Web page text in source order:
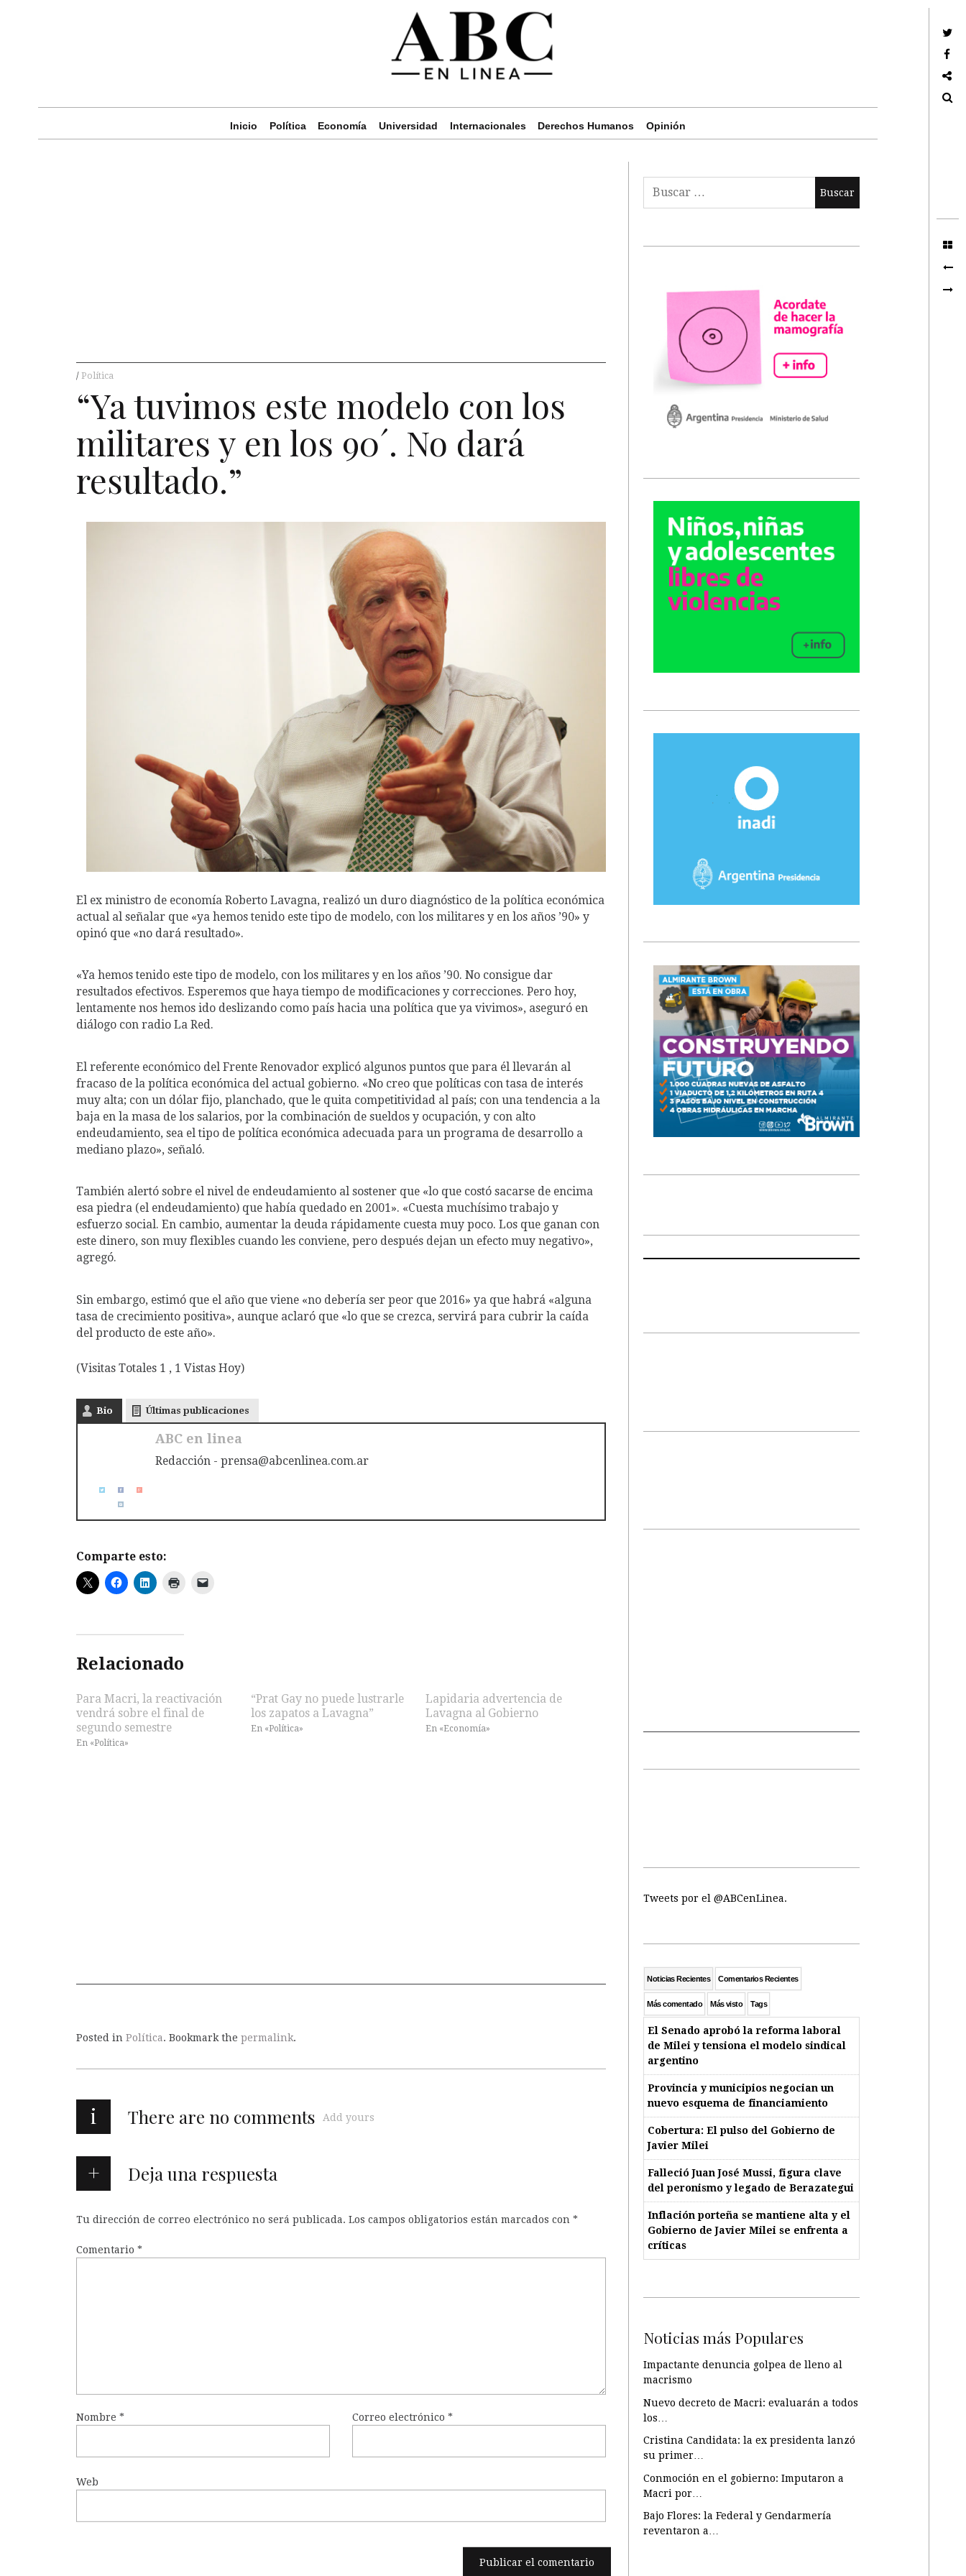
Inicio Política Economía Universidad Internacionales Derechos Humanos Opinión
Política
“Ya tuvimos este modelo con los
militares y en los 90´. No dará
resultado.”
El ex ministro de economía Roberto Lavagna, realizó un duro diagnóstico de la política económica
actual al señalar que «ya hemos tenido este tipo de modelo, con los militares y en los años ’90» y
opinó que «no dará resultado».
«Ya hemos tenido este tipo de modelo, con los militares y en los años ’90. No consigue dar
resultados efectivos. Esperemos que haya tiempo de modificaciones y correcciones. Pero hoy,
lentamente nos hemos ido deslizando como país hacia una política que ya vivimos», aseguró en
diálogo con radio La Red.
El referente económico del Frente Renovador explicó algunos puntos que para él llevarán al
fracaso de la política económica del actual gobierno. «No creo que políticas con tasa de interés
muy alta; con un dólar fijo, planchado, que le quita competitividad al país; con una tendencia a la
baja en la masa de los salarios, por la combinación de sueldos y ocupación, y con alto
endeudamiento, sea el tipo de política económica adecuada para un programa de desarrollo a
mediano plazo», señaló.
También alertó sobre el nivel de endeudamiento al sostener que «lo que costó sacarse de encima
esa piedra (el endeudamiento) que había quedado en 2001». «Cuesta muchísimo trabajo y
esfuerzo social. En cambio, aumentar la deuda rápidamente cuesta muy poco. Los que ganan con
este dinero, son muy flexibles cuando les conviene, pero después dejan un efecto muy negativo»,
agregó.
Sin embargo, estimó que el año que viene «no debería ser peor que 2016» ya que habrá «alguna
tasa de crecimiento positiva», aunque aclaró que «lo que se crezca, servirá para cubrir la caída
del producto de este año».
(Visitas Totales 1 , 1 Vistas Hoy)
Bio Últimas publicaciones
ABC en linea
Redacción - prensa@abcenlinea.com.ar
Comparte esto:
Relacionado
Para Macri, la reactivación
vendrá sobre el final de
segundo semestre
En «Política»
“Prat Gay no puede lustrarle
los zapatos a Lavagna”
En «Política»
Lapidaria advertencia de
Lavagna al Gobierno
En «Economía»
Posted in Política. Bookmark the permalink.
i There are no comments Add yours
Deja una respuesta
Tu dirección de correo electrónico no será publicada. Los campos obligatorios están marcados con *
Comentario *
Nombre * Correo electrónico*
Web
Tweets por el @ABCenLinea.
Noticias Recientes Comentarios Recientes
Más comentado Más visto Tags
El Senado aprobó la reforma laboral
de Milei y tensiona el modelo sindical
argentino
Provincia y municipios negocian un
nuevo esquema de financiamiento
Cobertura: El pulso del Gobierno de
Javier Milei
Falleció Juan José Mussi, figura clave
del peronismo y legado de Berazategui
Inflación porteña se mantiene alta y el
Gobierno de Javier Milei se enfrenta a
críticas
Noticias más Populares
Impactante denuncia golpea de lleno al
macrismo
Nuevo decreto de Macri: evaluarán a todos
los…
Cristina Candidata: la ex presidenta lanzó
su primer…
Conmoción en el gobierno: Imputaron a
Macri por…
Bajo Flores: la Federal y Gendarmería
reventaron a…